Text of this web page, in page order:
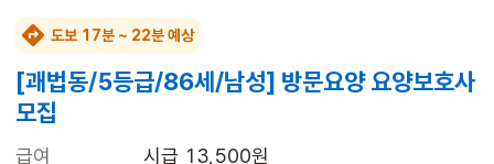
도보 17분 ~ 22분 예상
[괘법동/5등급/86세/남성] 방문요양 요양보호사
모집
급여
시급 13,500원